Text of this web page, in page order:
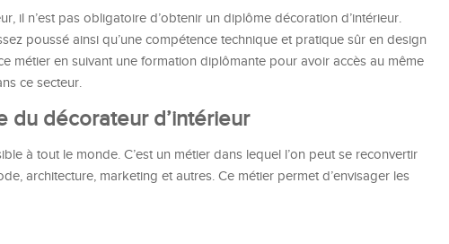
il n’est pas obligatoire d’obtenir un diplôme décoration d’intérieur.
poussé ainsi qu’une compétence technique et pratique sûr en design
métier en suivant une formation diplômante pour avoir accès au même
ce secteur.
du décorateur d’intérieur
à tout le monde. C’est un métier dans lequel l’on peut se reconvertir
architecture, marketing et autres. Ce métier permet d’envisager les